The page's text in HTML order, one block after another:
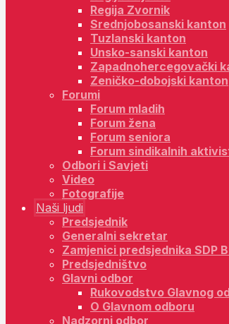
Regija Zvornik
Srednjobosanski kanton
Tuzlanski kanton
Unsko-sanski kanton
Zapadnohercegovački
Zeničko-dobojski kanton
Forumi
Forum mladih
Forum žena
Forum seniora
Forum sindikalnih
Odbori i Savjeti
Video
Fotografije
Naši ljudi
Predsjednik
Generalni sekretar
Zamjenici predsjednika SDP
Predsjedništvo
Glavni odbor
Rukovodstvo Glavnog
O Glavnom odboru
Nadzorni odbor